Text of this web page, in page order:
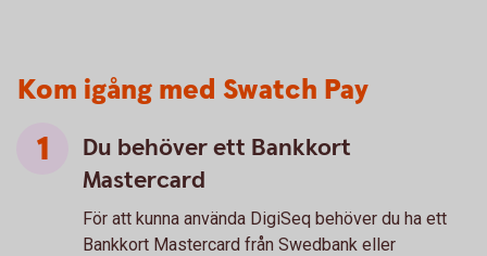
Kom igång med Swatch Pay
Du behöver ett Bankkort
Mastercard
För att kunna använda DigiSeq behöver du ha ett
Bankkort Mastercard från Swedbank eller